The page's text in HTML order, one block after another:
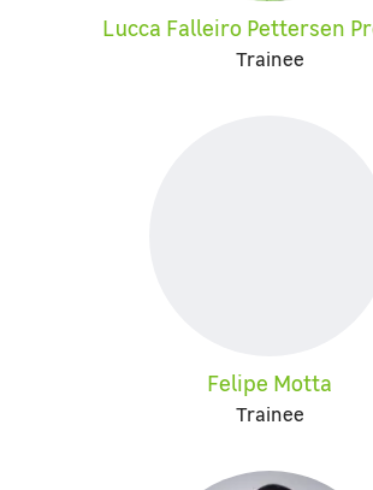
Lucca Falleiro Pettersen
Trainee
Felipe Motta
Trainee